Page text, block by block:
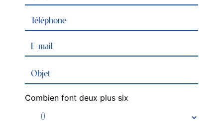
Combien font deux plus six